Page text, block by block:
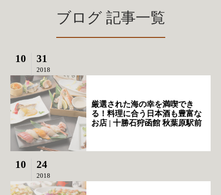
ブログ 記事一覧
10 31
2018
厳選された海の幸を満喫でき
る！料理に合う日本酒も豊富な
お店 | 十勝石狩函館 秋葉原駅前
10 24
2018